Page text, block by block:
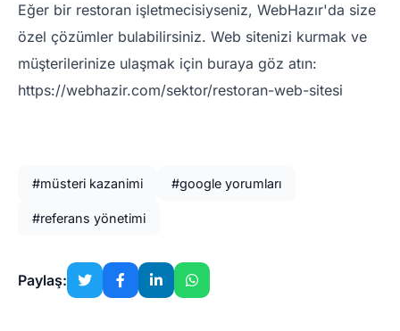
Eğer bir restoran işletmecisiyseniz, WebHazır'da size
özel çözümler bulabilirsiniz. Web sitenizi kurmak ve
müşterilerinize ulaşmak için buraya göz atın:
https://webhazir.com/sektor/restoran-web-sitesi
#müsteri kazanimi #google yorumları
#referans yönetimi
Paylaş: